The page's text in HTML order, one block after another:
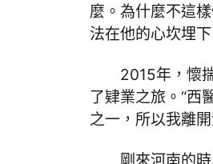
麼。為什麼不這
法在他的心坎埋下
2015年，懷
了肄業之旅。“西
之一，所以我離